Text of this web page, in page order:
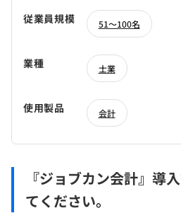
従業員規模 51～100名
業種 士業
使用製品 会計
『ジョブカン会計』導
てください。